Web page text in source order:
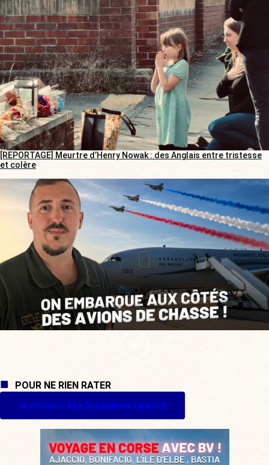
[REPORTAGE] Meurtre d’Henry Nowak : des Anglais entre tristesse
et colère
POUR NE RIEN RATER
Je m'inscris à La Quotidienne (gratuit)